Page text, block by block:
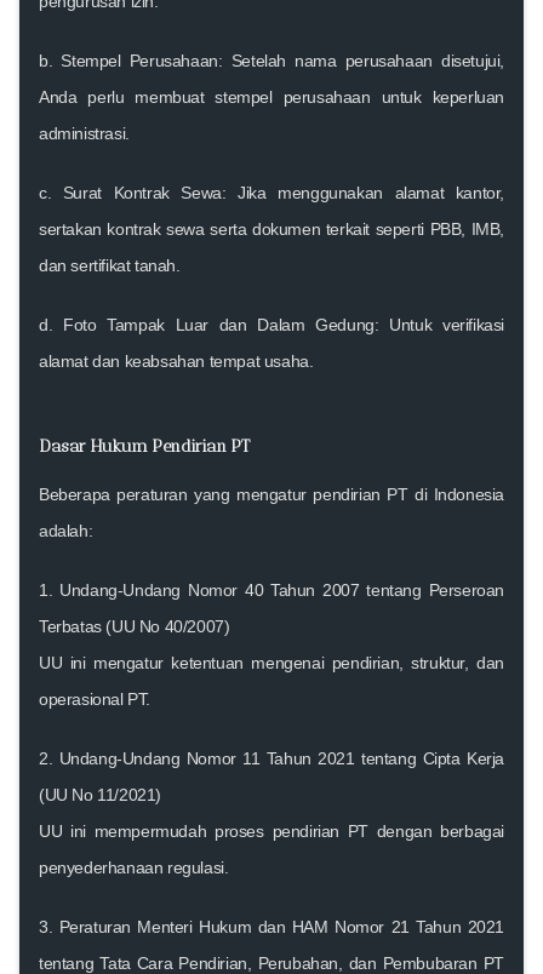
b. Stempel Perusahaan: Setelah nama perusahaan disetujui,
Anda perlu membuat stempel perusahaan untuk keperluan
administrasi.
c. Surat Kontrak Sewa: Jika menggunakan alamat kantor,
sertakan kontrak sewa serta dokumen terkait seperti PBB, IMB,
dan sertifikat tanah.
d. Foto Tampak Luar dan Dalam Gedung: Untuk verifikasi
alamat dan keabsahan tempat usaha.
Dasar Hukum Pendirian PT
Beberapa peraturan yang mengatur pendirian PT di Indonesia
adalah:
1. Undang-Undang Nomor 40 Tahun 2007 tentang Perseroan
Terbatas (UU No 40/2007)
UU ini mengatur ketentuan mengenai pendirian, struktur, dan
operasional PT.
2. Undang-Undang Nomor 11 Tahun 2021 tentang Cipta Kerja
(UU No 11/2021)
UU ini mempermudah proses pendirian PT dengan berbagai
penyederhanaan regulasi.
3. Peraturan Menteri Hukum dan HAM Nomor 21 Tahun 2021
tentang Tata Cara Pendirian, Perubahan, dan Pembubaran PT